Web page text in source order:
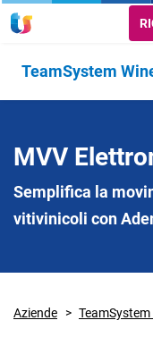
TeamSystem
GESTIONE
Registri
accise
MVV
Semplifica la
vitivinicoli con
Aziende TeamSystem